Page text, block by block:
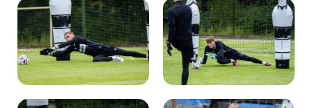
SKLEP KUP BILET